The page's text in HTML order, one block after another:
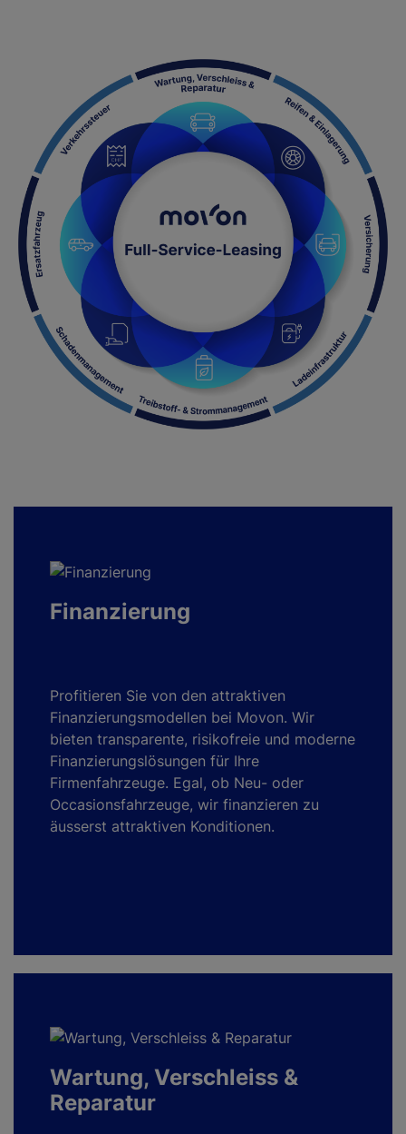
Finanzierung
Profitieren Sie von den attraktiven
Finanzierungsmodellen bei Movon. Wir
bieten transparente, risikofreie und moderne
Finanzierungslösungen für Ihre
Firmenfahrzeuge. Egal, ob Neu- oder
Occasionsfahrzeuge, wir finanzieren zu
äusserst attraktiven Konditionen.
Wartung, Verschleiss &
Reparatur